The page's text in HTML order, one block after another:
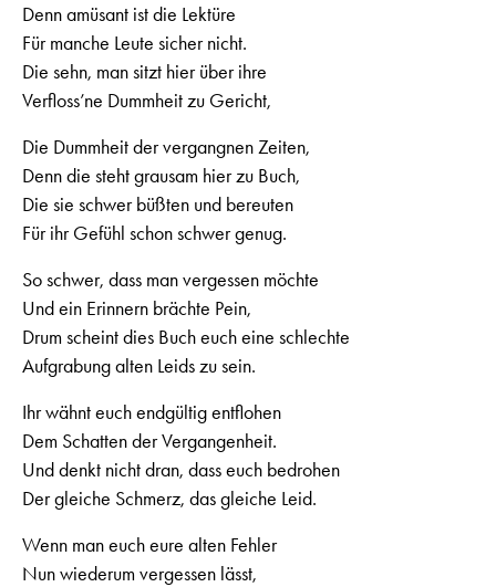
Denn amüsant ist die Lektüre
Für manche Leute sicher nicht.
Die sehn, man sitzt hier über ihre
Verfloss’ne Dummheit zu Gericht,
Die Dummheit der vergangnen Zeiten,
Denn die steht grausam hier zu Buch,
Die sie schwer büßten und bereuten
Für ihr Gefühl schon schwer genug.
So schwer, dass man vergessen möchte
Und ein Erinnern brächte Pein,
Drum scheint dies Buch euch eine schlechte
Aufgrabung alten Leids zu sein.
Ihr wähnt euch endgültig entflohen
Dem Schatten der Vergangenheit.
Und denkt nicht dran, dass euch bedrohen
Der gleiche Schmerz, das gleiche Leid.
Wenn man euch eure alten Fehler
Nun wiederum vergessen lässt,